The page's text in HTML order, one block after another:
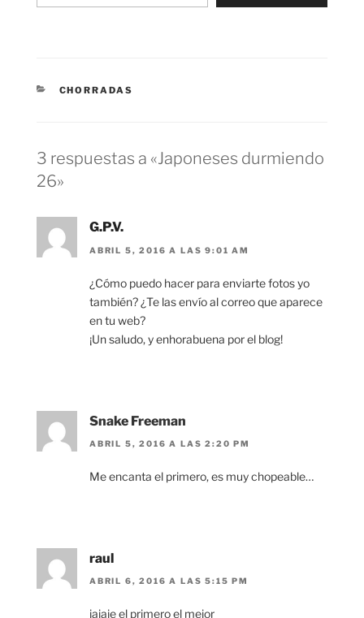
CATEGORÍAS
CHORRADAS
3 respuestas a «Japoneses durmiendo
26»
G.P.V.
ABRIL 5, 2016 A LAS 9:01 AM
¿Cómo puedo hacer para enviarte fotos yo
también? ¿Te las envío al correo que aparece
en tu web?
¡Un saludo, y enhorabuena por el blog!
Snake Freeman
ABRIL 5, 2016 A LAS 2:20 PM
Me encanta el primero, es muy chopeable…
raul
ABRIL 6, 2016 A LAS 5:15 PM
jajaje el primero el mejor